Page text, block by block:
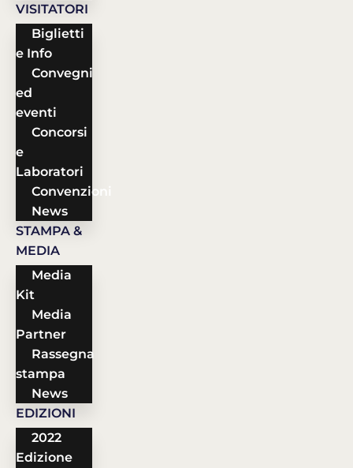
VISITATORI
Biglietti
e Info
Convegni
ed
eventi
Concorsi
e
Laboratori
Convenzioni
News
STAMPA &
MEDIA
Media
Kit
Media
Partner
Rassegna
stampa
News
EDIZIONI
2022
Edizione